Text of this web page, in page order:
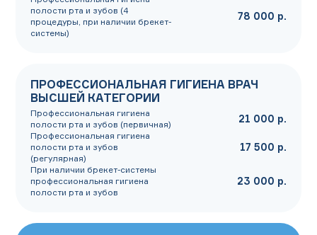
полости рта и зубов (4
процедуры, при наличии брекет-
системы)
78 000 р.
ПРОФЕССИОНАЛЬНАЯ ГИГИЕНА ВРАЧ
ВЫСШЕЙ КАТЕГОРИИ
Профессиональная гигиена
полости рта и зубов (первичная)
21 000 р.
Профессиональная гигиена
полости рта и зубов
(регулярная)
17 500 р.
При наличии брекет-системы
профессиональная гигиена
полости рта и зубов
23 000 р.